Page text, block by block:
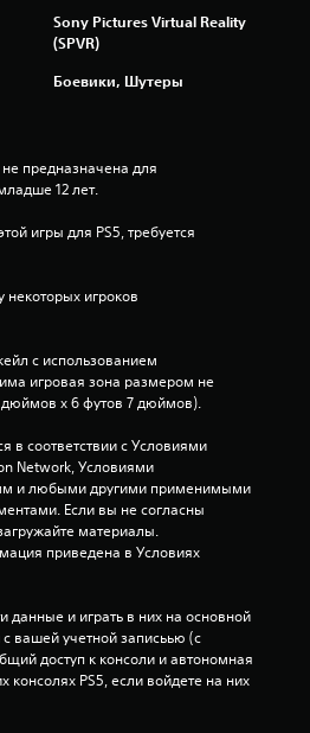
т
а
н
н
Sony Pictures Virtual Reality
(SPVR)
Боевики, Шутеры
не предназначена для
12 лет.
игры для PS5, требуется
некоторых игроков
с использованием
игровая зона размером не
дюймов х 6 футов 7 дюймов).
в соответствии с Условиями
Network, Условиями
и любыми другими применимыми
Если вы не согласны
материалы.
приведена в Условиях
данные и играть в них на основной
вашей учетной записьью (с
доступ к консоли и автономная
консолях PS5, если войдете на них